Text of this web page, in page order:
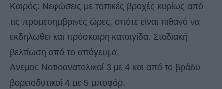
Καιρός: Νεφώσεις με τοπικές βροχές κυρίως από
τις προμεσημβρινές ώρες, οπότε είναι πιθανό να
εκδηλωθεί και πρόσκαιρη καταιγίδα. Σταδιακή
βελτίωση από το απόγευμα.
Ανεμοι: Νοτιοανατολικοί 3 με 4 και από το βράδυ
βορειοδυτικοί 4 με 5 μποφόρ.